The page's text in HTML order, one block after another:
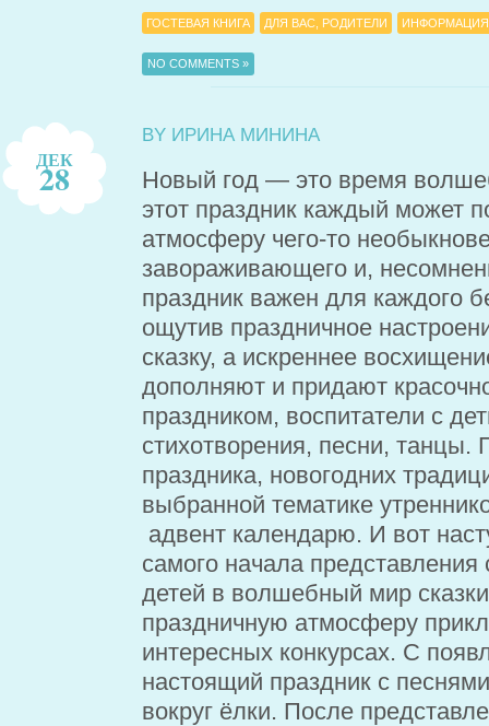
ГОСТЕВАЯ КНИГА ДЛЯ ВАС, РОДИТЕЛИ ИНФОРМАЦИЯ
NO COMMENTS »
ДЕК
28
BY ИРИНА МИНИНА
Новый год — это время
этот праздник каждый может
атмосферу чего-то
завораживающего и,
праздник важен для каждого
ощутив праздничное
сказку, а искреннее
дополняют и придают
праздником, воспитатели с
стихотворения, песни,
праздника, новогодних
выбранной тематике
адвент календарю. И вот
самого начала представления
детей в волшебный мир
праздничную атмосферу
интересных конкурсах. С
настоящий праздник с
вокруг ёлки. После